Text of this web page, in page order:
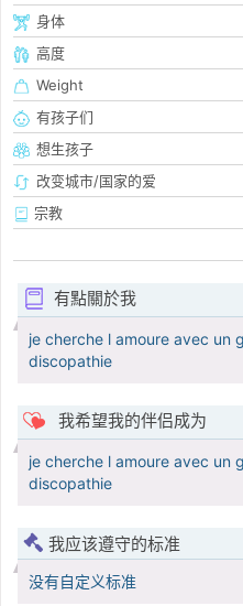
身体
高度
Weight
有孩子们
想生孩子
改变城市/国家的爱
宗教
有點關於我
je cherche l amoure avec un
discopathie
我希望我的伴侣成为
je cherche l amoure avec un
discopathie
我应该遵守的标准
没有自定义标准